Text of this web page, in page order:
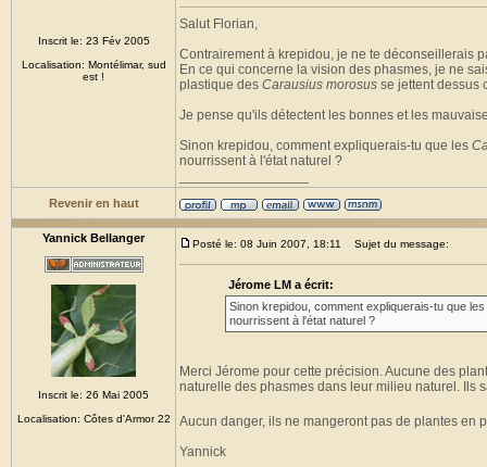
Inscrit le: 23 Fév 2005
Localisation: Montélimar, sud
est !
Salut Florian,
Contrairement à krepidou, je ne te déconseillerais
En ce qui concerne la vision des phasmes, je ne
plastique des Carausius morosus se jettent dessus
Je pense qu'ils détectent les bonnes et les
Sinon krepidou, comment expliquerais-tu que les
nourrissent à l'état naturel ?
Revenir en haut
Yannick Bellanger
Inscrit le: 26 Mai 2005
Localisation: Côtes d'Armor 22
Posté le: 08 Juin 2007, 18:11 Sujet du message:
Jérome LM a écrit:
Sinon krepidou, comment expliquerais-tu que les
nourrissent à l'état naturel ?
Merci Jérome pour cette précision. Aucune des
naturelle des phasmes dans leur milieu naturel. Ils
Aucun danger, ils ne mangeront pas de plantes en
Yannick